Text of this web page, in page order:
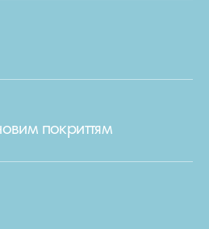
покриттям